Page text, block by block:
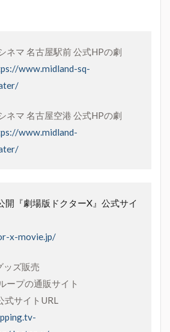
ネマ 名古屋駅前 公式HPの劇
www.midland-sq-
ネマ 名古屋空港 公式HPの劇
www.midland-
開『劇場版ドクターX』公式サイ
x-movie.jp/
ッズ販売
ープの通販サイト
式サイトURL